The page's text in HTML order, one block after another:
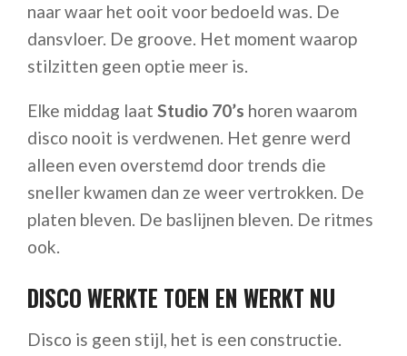
naar waar het ooit voor bedoeld was. De
dansvloer. De groove. Het moment waarop
stilzitten geen optie meer is.
Elke middag laat Studio 70’s horen waarom
disco nooit is verdwenen. Het genre werd
alleen even overstemd door trends die
sneller kwamen dan ze weer vertrokken. De
platen bleven. De baslijnen bleven. De ritmes
ook.
DISCO WERKTE TOEN EN WERKT NU
Disco is geen stijl, het is een constructie.